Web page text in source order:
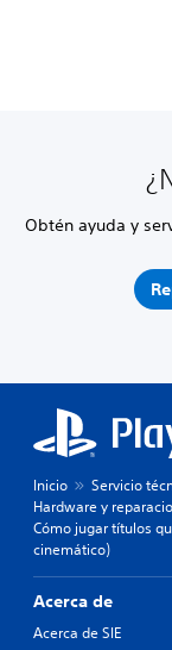
Obtén ayuda y
Inicio
Servicio
Hardware y
Cómo jugar títulos
cinemático)
Acerca de
Acerca de SIE